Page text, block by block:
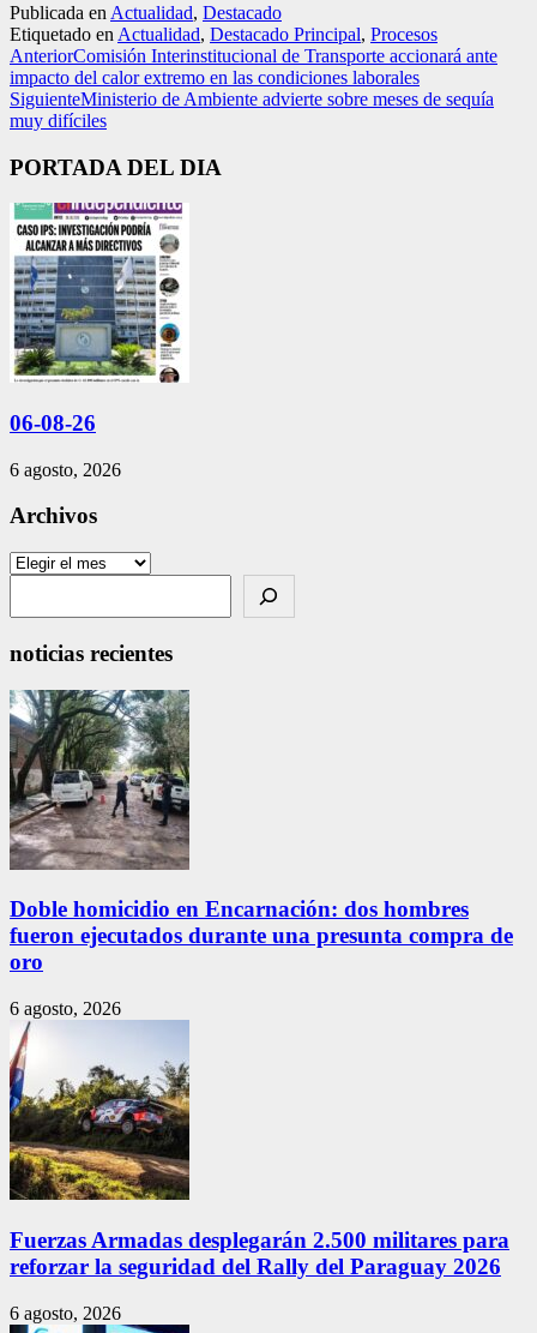
Publicada en Actualidad, Destacado
Etiquetado en Actualidad, Destacado Principal, Procesos
AnteriorComisión Interinstitucional de Transporte accionará ante
impacto del calor extremo en las condiciones laborales
SiguienteMinisterio de Ambiente advierte sobre meses de sequía
muy difíciles
PORTADA DEL DIA
06-08-26
6 agosto, 2026
Archivos
Archivos
noticias recientes
Doble homicidio en Encarnación: dos hombres
fueron ejecutados durante una presunta compra de
oro
6 agosto, 2026
Fuerzas Armadas desplegarán 2.500 militares para
reforzar la seguridad del Rally del Paraguay 2026
6 agosto, 2026